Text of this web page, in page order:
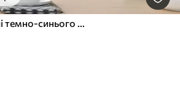
повний місяць на тлі темно-синього текстурованого фону